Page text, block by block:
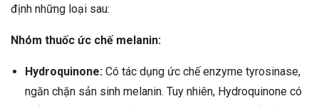
định những loại sau:
Nhóm thuốc ức chế melanin:
Hydroquinone: Có tác dụng ức chế enzyme tyrosinase,
ngăn chặn sản sinh melanin. Tuy nhiên, Hydroquinone có